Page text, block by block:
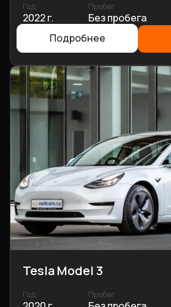
Год
2022 г.
Пробег
Без пробега
Подробнее
Tesla Model 3
Год Пробег